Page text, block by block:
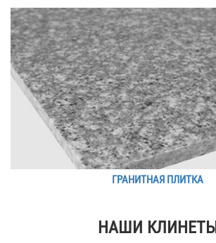
ГРАНИТНАЯ ПЛИТКА
НАШИ КЛИНЕТЫ